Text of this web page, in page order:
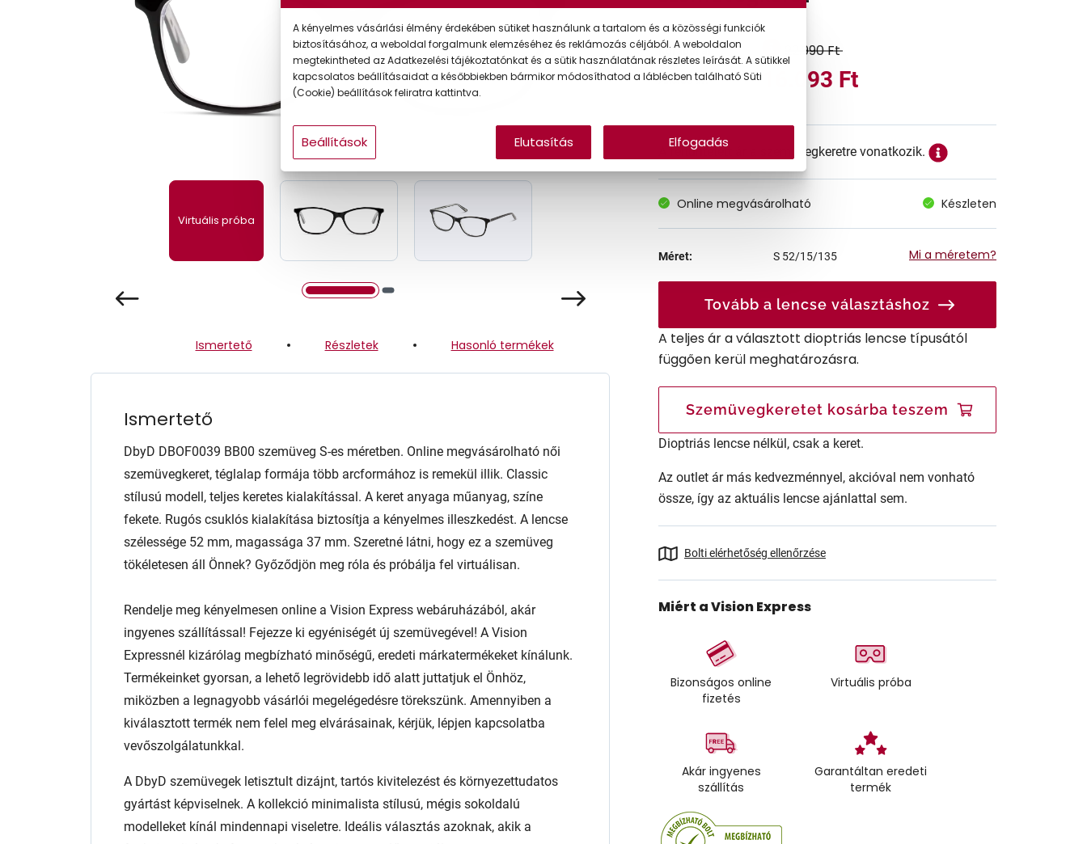
Gyermek
Virtuális próba
Ismertető Részletek Hasonló termékek
Ismertető
DbyD DBOF0039 BB00 szemüveg S-es méretben. Online megvásárolható női
szemüvegkeret, téglalap formája több arcformához is remekül illik. Classic
stílusú modell, teljes keretes kialakítással. A keret anyaga műanyag, színe
fekete. Rugós csuklós kialakítása biztosítja a kényelmes illeszkedést. A lencse
szélessége 52 mm, magassága 37 mm. Szeretné látni, hogy ez a szemüveg
tökéletesen áll Önnek? Győződjön meg róla és próbálja fel virtuálisan.
Rendelje meg kényelmesen online a Vision Express webáruházából, akár
ingyenes szállítással! Fejezze ki egyéniségét új szemüvegével! A Vision
Expressnél kizárólag megbízható minőségű, eredeti márkatermékeket kínálunk.
Termékeinket gyorsan, a lehető legrövidebb idő alatt juttatjuk el Önhöz,
miközben a legnagyobb vásárlói megelégedésre törekszünk. Amennyiben a
kiválasztott termék nem felel meg elvárásainak, kérjük, lépjen kapcsolatba
vevőszolgálatunkkal.
A DbyD szemüvegek letisztult dizájnt, tartós kivitelezést és környezettudatos
gyártást képviselnek. A kollekció minimalista stílusú, mégis sokoldalú
modelleket kínál mindennapi viseletre. Ideális választás azoknak, akik a
Korábbi ár: 22.990 Ft
Akciós ár: 16.093 Ft
A feltűntetett ár a szemüvegkeretre vonatkozik.
Online megvásárolható Készleten
Méret: S 52/15/135 Mi a méretem?
Tovább a lencse választáshoz
A teljes ár a választott dioptriás lencse típusától
függően kerül meghatározásra.
Szemüvegkeretet kosárba teszem
Dioptriás lencse nélkül, csak a keret.
Az outlet ár más kedvezménnyel, akcióval nem vonható
össze, így az aktuális lencse ajánlattal sem.
Bolti elérhetőség ellenőrzése
Miért a Vision Express
Bizonságos online
fizetés
Virtuális próba
Akár ingyenes
szállítás
Garantáltan eredeti
termék
A kényelmes vásárlási élmény érdekében sütiket használunk a tartalom és a közösségi funkciók
biztosításához, a weboldal forgalmunk elemzéséhez és reklámozás céljából. A weboldalon
megtekintheted az Adatkezelési tájékoztatónkat és a sütik használatának részletes leírását. A sütikkel
kapcsolatos beállításaidat a későbbiekben bármikor módosíthatod a láblécben található Süti
(Cookie) beállítások feliratra kattintva.
Beállítások Elutasítás Elfogadás